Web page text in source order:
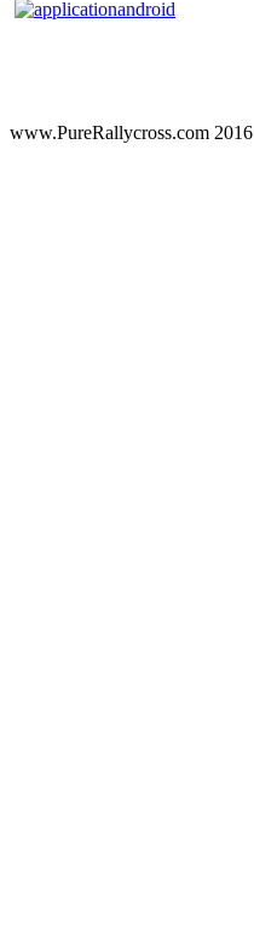
www.PureRallycross.com 2016